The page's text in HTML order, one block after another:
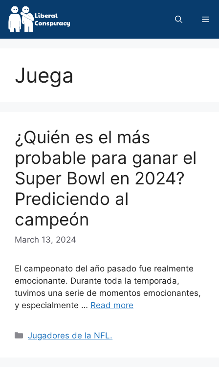
Skip
content
Juega
¿Quién es el más
probable para ganar el
Super Bowl en 2024?
Prediciendo al
campeón
March 13, 2024
El campeonato del año pasado fue realmente
emocionante. Durante toda la temporada,
tuvimos una serie de momentos emocionantes,
y especialmente … Read more
Categories
Jugadores de la NFL.